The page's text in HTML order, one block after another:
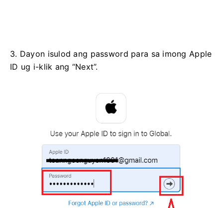
3. Dayon isulod ang password para sa imong Apple
ID ug i-klik ang “Next”.